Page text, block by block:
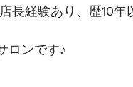
長経験あり、歴10年
ロンです♪